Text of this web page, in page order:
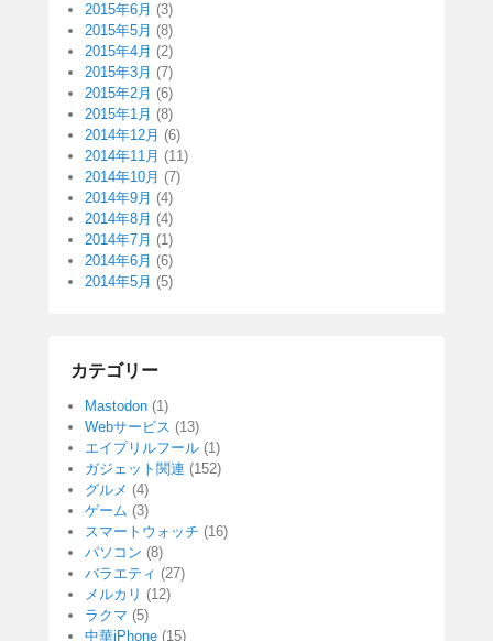
2015年6月 (3)
2015年5月 (8)
2015年4月 (2)
2015年3月 (7)
2015年2月 (6)
2015年1月 (8)
2014年12月 (6)
2014年11月 (11)
2014年10月 (7)
2014年9月 (4)
2014年8月 (4)
2014年7月 (1)
2014年6月 (6)
2014年5月 (5)
カテゴリー
Mastodon (1)
Webサービス (13)
エイプリルフール (1)
ガジェット関連 (152)
グルメ (4)
ゲーム (3)
スマートウォッチ (16)
パソコン (8)
バラエティ (27)
メルカリ (12)
ラクマ (5)
中華iPhone (15)